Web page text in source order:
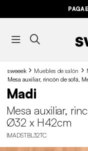
PAGA
BYE
sweeek Muebles de salón
Mesa auxiliar, rincón de sofá,
Madi
Mesa auxiliar,
Ø32 x H42cm
IMADSTBL32TC